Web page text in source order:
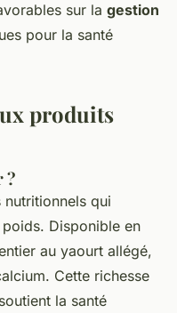
sur la gestion
pour la santé
produits
?
qui
Disponible en
au yaourt allégé,
Cette richesse
la santé